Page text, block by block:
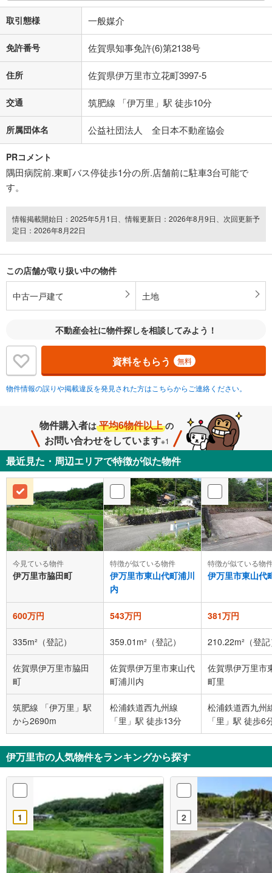
取引態様 一般媒介
免許番号 佐賀県知事免許(6)第2138号
住所 佐賀県伊万里市立花町3997-5
交通 筑肥線 「伊万里」駅 徒歩10分
所属団体名 公益社団法人 全日本不動産協会
PRコメント
隅田病院前.東町バス停徒歩1分の所.店舗前に駐車3台可能で
す。
情報掲載開始日：2025年5月1日、情報更新日：2026年8月9日、次回更新予
定日：2026年8月22日
この店舗が取り扱い中の物件
中古一戸建て 土地
不動産会社に物件探しを相談してみよう！
資料をもらう 無料
物件情報の誤りや掲載違反を発見された方はこちらからご連絡ください。
物件購入者は 平均6物件以上 の
お問い合わせをしています※1
最近見た・周辺エリアで特徴が似た物件
今見ている物件
伊万里市脇田町
特徴が似ている物件
伊万里市東山代町浦川
内
特徴が似ている物
伊万里市東山代
600万円 543万円 381万円
335m²（登記） 359.01m²（登記） 210.22m²（登
佐賀県伊万里市脇田
町
佐賀県伊万里市東山代
町浦川内
佐賀県伊万里市
町里
筑肥線 「伊万里」駅
から2690m
松浦鉄道西九州線
「里」駅 徒歩13分
松浦鉄道西九州
「里」駅 徒歩6
伊万里市の人気物件をランキングから探す
1 2